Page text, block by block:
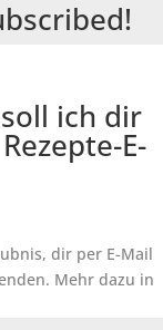
ich dir
E-
dir per E-Mail
Mehr dazu in